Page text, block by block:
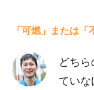
「可燃」または
どち
てい